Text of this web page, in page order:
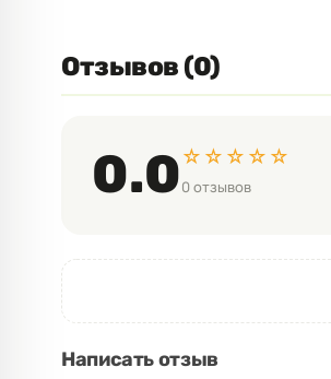
Отзывов (0)
0.0☆☆☆☆☆
0 отзывов
Написать отзыв